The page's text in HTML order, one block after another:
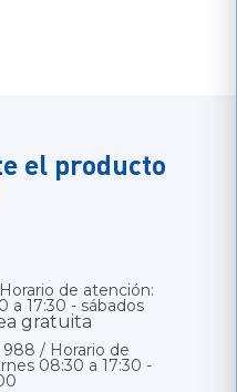
el producto
de atención:
a 17:30 - sábados
gratuita
/ Horario de
08:30 a 17:30 -